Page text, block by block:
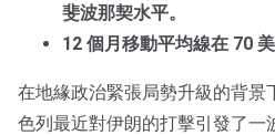
斐波那契水平。
12 個月移動平均線在 70
在地緣政治緊張局勢升級的背景
色列最近對伊朗的打擊引發了一